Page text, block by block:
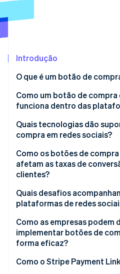
Veja como a Stripe está
Assista agora
Introdução
O que é um botão de
Como um botão de compra
funciona dentro das
Quais tecnologias dão
compra em redes sociais?
Catálogos de produtos e
Camadas de conteúdo
Interfaces de checkout
Infraestrutura de
Conexões de análise e
Como os botões de
afetam as taxas de
clientes?
Quais desafios
plataformas de redes
Como as empresas podem
implementar botões de
forma eficaz?
Entenda o comportamento
Como o Stripe Payment